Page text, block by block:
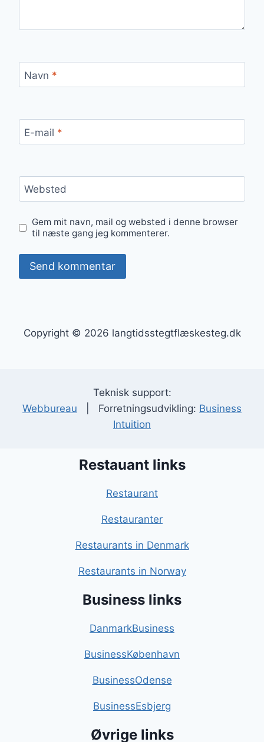
Navn *
E-mail *
Websted
Gem mit navn, mail og websted i denne browser
til næste gang jeg kommenterer.
Copyright © 2026 langtidsstegtflæskesteg.dk
Teknisk support:
Webbureau | Forretningsudvikling: Business
Intuition
Restauant links
Restaurant
Restauranter
Restaurants in Denmark
Restaurants in Norway
Business links
DanmarkBusiness
BusinessKøbenhavn
BusinessOdense
BusinessEsbjerg
Øvrige links